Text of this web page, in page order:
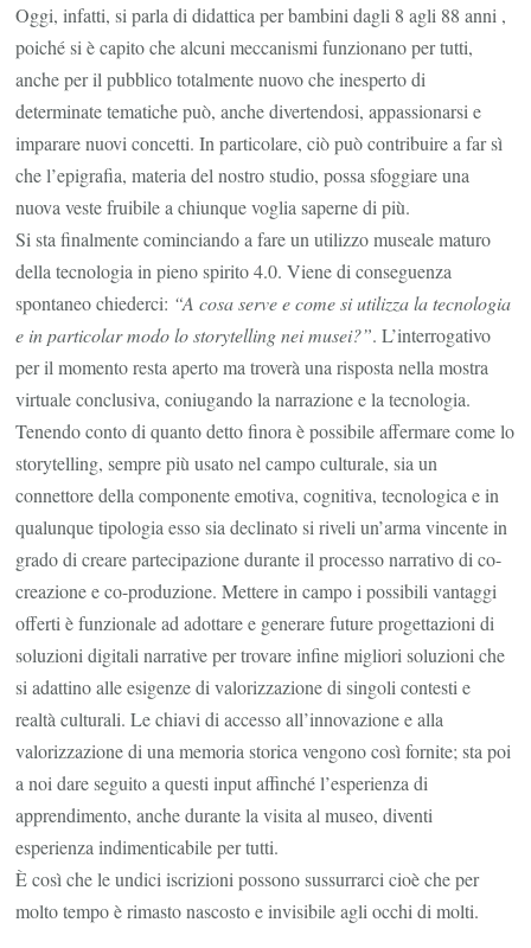
Oggi, infatti, si parla di didattica per bambini dagli 8 agli 88 anni ,
poiché si è capito che alcuni meccanismi funzionano per tutti,
anche per il pubblico totalmente nuovo che inesperto di
determinate tematiche può, anche divertendosi, appassionarsi e
imparare nuovi concetti. In particolare, ciò può contribuire a far sì
che l’epigrafia, materia del nostro studio, possa sfoggiare una
nuova veste fruibile a chiunque voglia saperne di più.
Si sta finalmente cominciando a fare un utilizzo museale maturo
della tecnologia in pieno spirito 4.0. Viene di conseguenza
spontaneo chiederci: “A cosa serve e come si utilizza la tecnologia
e in particolar modo lo storytelling nei musei?”. L’interrogativo
per il momento resta aperto ma troverà una risposta nella mostra
virtuale conclusiva, coniugando la narrazione e la tecnologia.
Tenendo conto di quanto detto finora è possibile affermare come lo
storytelling, sempre più usato nel campo culturale, sia un
connettore della componente emotiva, cognitiva, tecnologica e in
qualunque tipologia esso sia declinato si riveli un’arma vincente in
grado di creare partecipazione durante il processo narrativo di co-
creazione e co-produzione. Mettere in campo i possibili vantaggi
offerti è funzionale ad adottare e generare future progettazioni di
soluzioni digitali narrative per trovare infine migliori soluzioni che
si adattino alle esigenze di valorizzazione di singoli contesti e
realtà culturali. Le chiavi di accesso all’innovazione e alla
valorizzazione di una memoria storica vengono così fornite; sta poi
a noi dare seguito a questi input affinché l’esperienza di
apprendimento, anche durante la visita al museo, diventi
esperienza indimenticabile per tutti.
È così che le undici iscrizioni possono sussurrarci cioè che per
molto tempo è rimasto nascosto e invisibile agli occhi di molti.